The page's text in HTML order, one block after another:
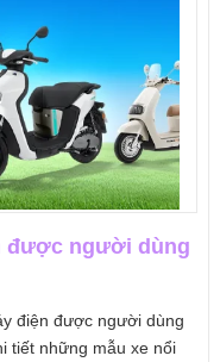
được người dùng
điện được người dùng
tiết những mẫu xe nổi